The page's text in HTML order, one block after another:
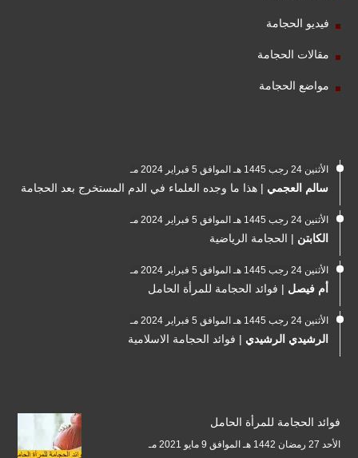
فيديو الحجامة
مقالات الحجامة
مواضع الحجامة
الأثنين 24 رجب 1445 هـ الموافق 5 فبراير 2024 مـ
سالم العجمي | هذا ما وجده العلماء في الدم المستخرج بعد الحجامة
الأثنين 24 رجب 1445 هـ الموافق 5 فبراير 2024 مـ
الكابتن | الحجامة الرياضية
الأثنين 24 رجب 1445 هـ الموافق 5 فبراير 2024 مـ
أم فيصل | فوائد الحجامة للمرأة الحامل
الأثنين 24 رجب 1445 هـ الموافق 5 فبراير 2024 مـ
الرشيدي الرشيدي | فوائد الحجامة الاسلامية
فوائد الحجامة للمرأة الحامل
الأحد 27 رمضان 1442 هـ الموافق 9 مايو 2021 مـ